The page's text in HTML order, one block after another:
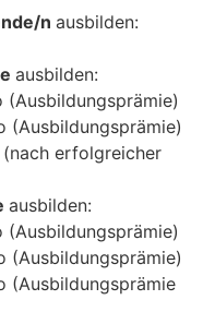
n ausbilden:
ausbilden:
erfolgreicher
ausbilden: